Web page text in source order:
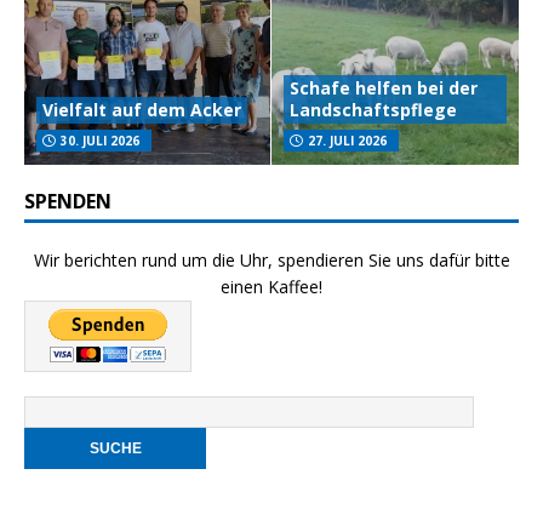
Vielfalt auf dem Acker
30. JULI 2026
Schafe helfen bei der
Landschaftspflege
27. JULI 2026
SPENDEN
Wir berichten rund um die Uhr, spendieren Sie uns dafür bitte
einen Kaffee!